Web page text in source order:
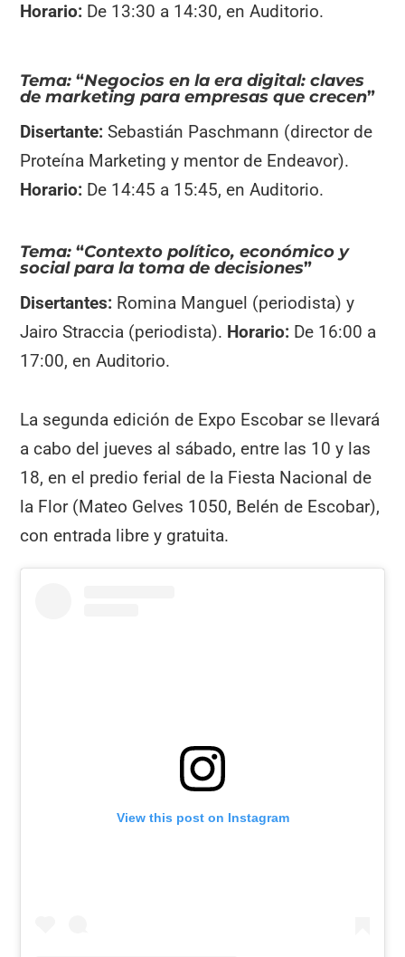
Horario: De 13:30 a 14:30, en Auditorio.
Tema:“Negocios en la era digital: claves
de marketing para empresas que crecen”
Disertante: Sebastián Paschmann (director de
Proteína Marketing y mentor de Endeavor).
Horario: De 14:45 a 15:45, en Auditorio.
Tema:“Contexto político, económico y
social para la toma de decisiones”
Disertantes: Romina Manguel (periodista) y
Jairo Straccia (periodista). Horario: De 16:00 a
17:00, en Auditorio.
La segunda edición de Expo Escobar se llevará
a cabo del jueves al sábado, entre las 10 y las
18, en el predio ferial de la Fiesta Nacional de
la Flor (Mateo Gelves 1050, Belén de Escobar),
con entrada libre y gratuita.
View this post on Instagram